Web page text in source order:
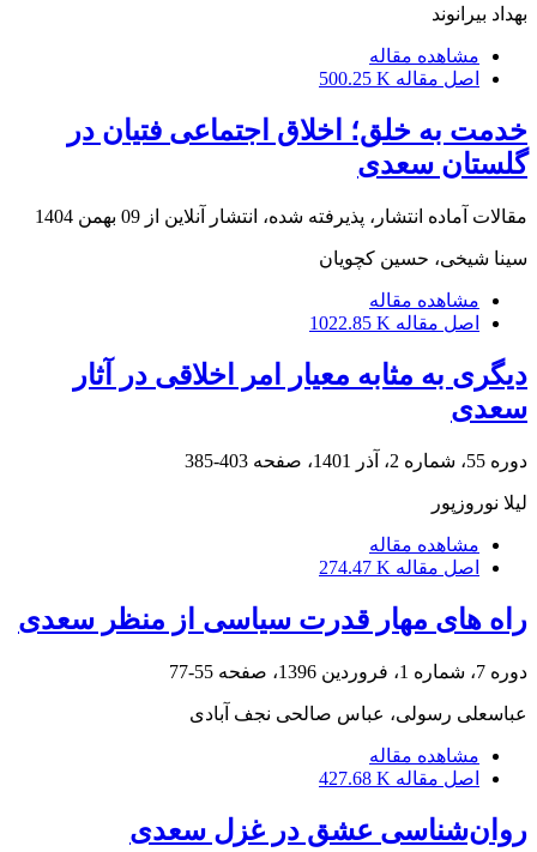
بهداد بیرانوند
مشاهده مقاله
اصل مقاله 500.25 K
خدمت به خلق؛ اخلاق اجتماعی فتیان در
گلستان سعدی
مقالات آماده انتشار، پذیرفته شده، انتشار آنلاین از 09 بهمن 1404
سینا شیخی، حسین کچویان
مشاهده مقاله
اصل مقاله 1022.85 K
دیگری به مثابه معیار امر اخلاقی در آثار
سعدی
دوره 55، شماره 2، آذر 1401، صفحه 403-385
لیلا نوروزپور
مشاهده مقاله
اصل مقاله 274.47 K
راه های مهار قدرت سیاسی از منظر سعدی
دوره 7، شماره 1، فروردین 1396، صفحه 55-77
عباسعلی رسولی، عباس صالحی نجف آبادی
مشاهده مقاله
اصل مقاله 427.68 K
روان‌شناسی عشق در غزل سعدی